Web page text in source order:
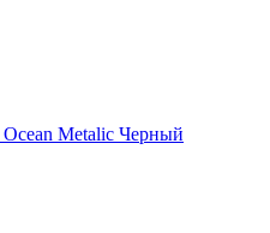
Metalic Черный